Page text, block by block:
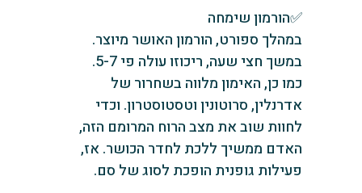
✅הורמון שימחה
במהלך ספורט, הורמון האושר מיוצר.
במשך חצי שעה, ריכוזו עולה פי 5-7.
כמו כן, האימון מלווה בשחרור של
אדרנלין, סרוטונין וטסטוסטרון. וכדי
לחוות שוב את מצב הרוח המרומם הזה,
האדם ממשיך ללכת לחדר הכושר. אז,
פעילות גופנית הופכת לסוג של סם.